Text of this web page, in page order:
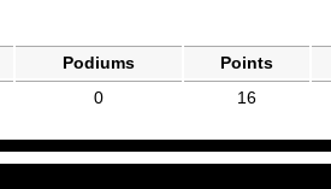
Podiums Points
0 16